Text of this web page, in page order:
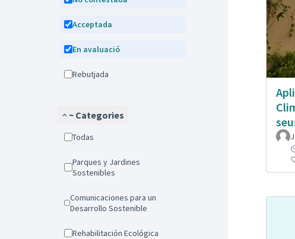
Acceptada
En avaluació
Rebutjada
~ Categories
Todas
Parques y Jardines
Sostenibles
Comunicaciones para un
Desarrollo Sostenible
Rehabilitación Ecológica